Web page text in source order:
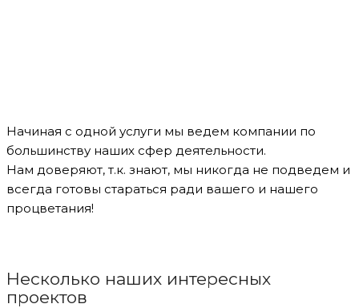
Начиная с одной услуги мы ведем компании по
большинству наших сфер деятельности.
Нам доверяют, т.к. знают, мы никогда не подведем и
всегда готовы стараться ради вашего и нашего
процветания!
Несколько наших интересных
проектов